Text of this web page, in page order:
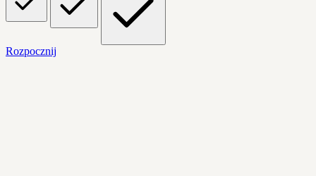
Rozpocznij